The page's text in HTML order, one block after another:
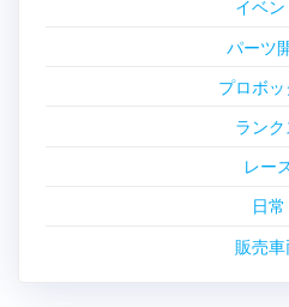
イベン
パーツ
プロボッ
ランク
レー
日常
販売車